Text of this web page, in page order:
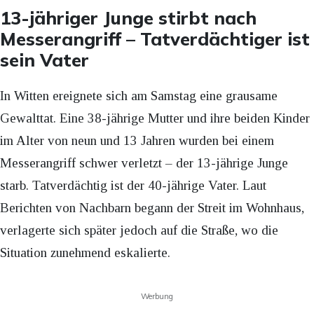
13-jähriger Junge stirbt nach
Messerangriff – Tatverdächtiger ist
sein Vater
In Witten ereignete sich am Samstag eine grausame
Gewalttat. Eine 38-jährige Mutter und ihre beiden Kinder
im Alter von neun und 13 Jahren wurden bei einem
Messerangriff schwer verletzt – der 13-jährige Junge
starb. Tatverdächtig ist der 40-jährige Vater. Laut
Berichten von Nachbarn begann der Streit im Wohnhaus,
verlagerte sich später jedoch auf die Straße, wo die
Situation zunehmend eskalierte.
Werbung